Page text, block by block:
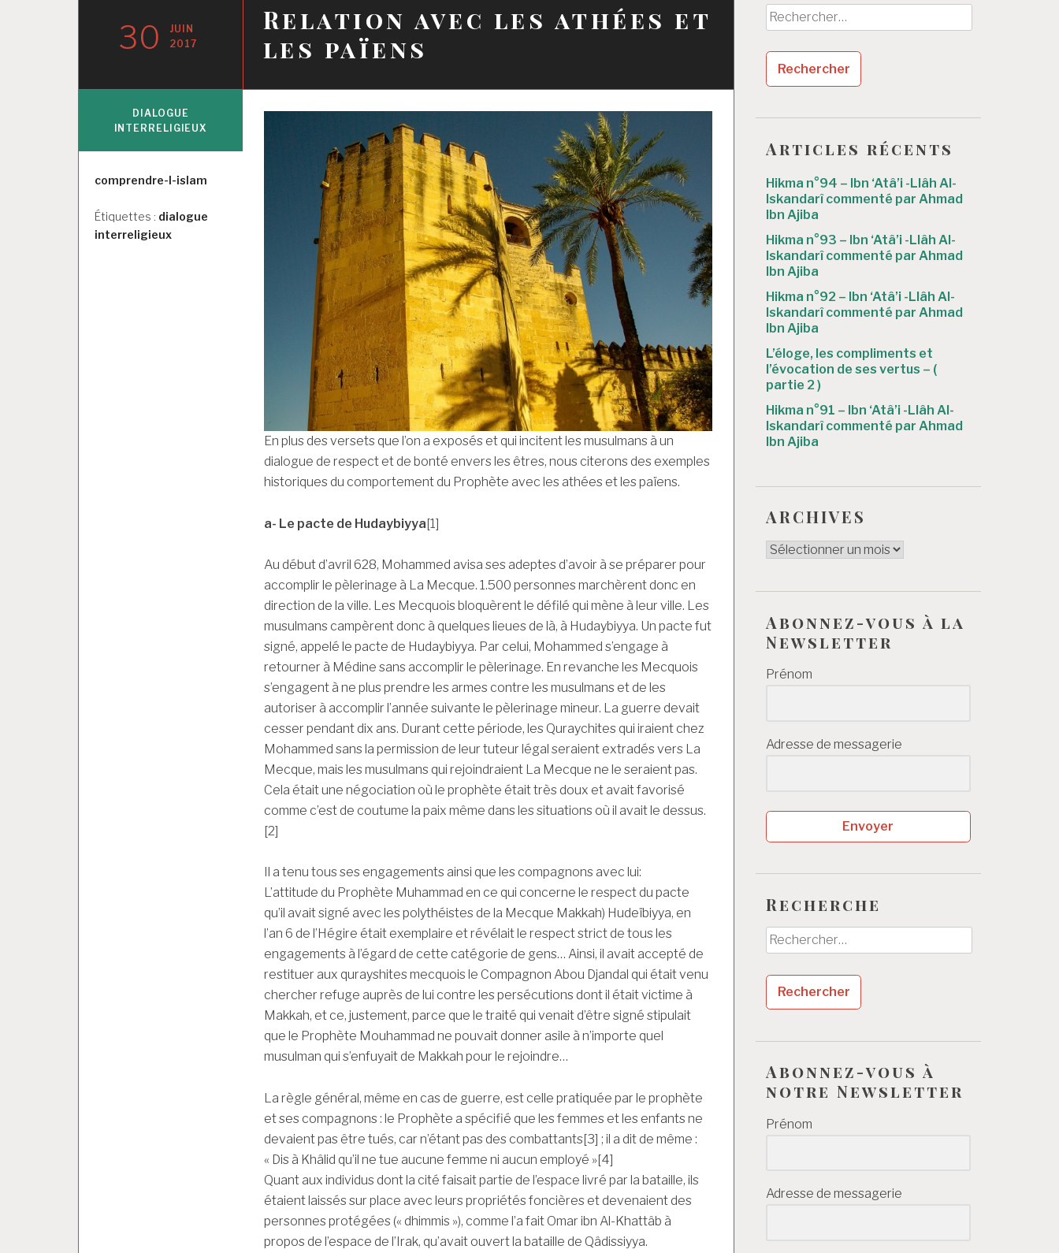
Relation avec les athées et
les païens
30
JUIN
2017
En plus des versets que l’on a exposés et qui incitent les musulmans à un
dialogue de respect et de bonté envers les êtres, nous citerons des exemples
historiques du comportement du Prophète avec les athées et les païens.
a- Le pacte de Hudaybiyya[1]
Au début d’avril 628, Mohammed avisa ses adeptes d’avoir à se préparer pour
accomplir le pèlerinage à La Mecque. 1.500 personnes marchèrent donc en
direction de la ville. Les Mecquois bloquèrent le défilé qui mène à leur ville. Les
musulmans campèrent donc à quelques lieues de là, à Hudaybiyya. Un pacte fut
signé, appelé le pacte de Hudaybiyya. Par celui, Mohammed s’engage à
retourner à Médine sans accomplir le pèlerinage. En revanche les Mecquois
s’engagent à ne plus prendre les armes contre les musulmans et de les
autoriser à accomplir l’année suivante le pèlerinage mineur. La guerre devait
cesser pendant dix ans. Durant cette période, les Quraychites qui iraient chez
Mohammed sans la permission de leur tuteur légal seraient extradés vers La
Mecque, mais les musulmans qui rejoindraient La Mecque ne le seraient pas.
Cela était une négociation où le prophète était très doux et avait favorisé
comme c’est de coutume la paix même dans les situations où il avait le dessus.
[2]
Il a tenu tous ses engagements ainsi que les compagnons avec lui:
L’attitude du Prophète Muhammad en ce qui concerne le respect du pacte
qu’il avait signé avec les polythéistes de la Mecque Makkah) Hudeïbiyya, en
l’an 6 de l’Hégire était exemplaire et révélait le respect strict de tous les
engagements à l’égard de cette catégorie de gens… Ainsi, il avait accepté de
restituer aux qurayshites mecquois le Compagnon Abou Djandal qui était venu
chercher refuge auprès de lui contre les persécutions dont il était victime à
Makkah, et ce, justement, parce que le traité qui venait d’être signé stipulait
que le Prophète Mouhammad ne pouvait donner asile à n’importe quel
musulman qui s’enfuyait de Makkah pour le rejoindre…
La règle général, même en cas de guerre, est celle pratiquée par le prophète
et ses compagnons : le Prophète a spécifié que les femmes et les enfants ne
devaient pas être tués, car n’étant pas des combattants[3] ; il a dit de même :
« Dis à Khâlid qu’il ne tue aucune femme ni aucun employé »[4]
Quant aux individus dont la cité faisait partie de l’espace livré par la bataille, ils
étaient laissés sur place avec leurs propriétés foncières et devenaient des
personnes protégées (« dhimmis »), comme l’a fait Omar ibn Al-Khattâb à
propos de l’espace de l’Irak, qu’avait ouvert la bataille de Qâdissiyya.
DIALOGUE
INTERRELIGIEUX
Auteur
comprendre-l-islam
Étiquettes : dialogue
interreligieux
Rechercher :
Articles récents
Hikma n°94 – Ibn ‘Atâ’i -Llâh Al-
Iskandarî commenté par Ahmad
Ibn Ajiba
Hikma n°93 – Ibn ‘Atâ’i -Llâh Al-
Iskandarî commenté par Ahmad
Ibn Ajiba
Hikma n°92 – Ibn ‘Atâ’i -Llâh Al-
Iskandarî commenté par Ahmad
Ibn Ajiba
L’éloge, les compliments et
l’évocation de ses vertus – (
partie 2 )
Hikma n°91 – Ibn ‘Atâ’i -Llâh Al-
Iskandarî commenté par Ahmad
Ibn Ajiba
ARCHIVES
ARCHIVES
Abonnez-vous à la
Newsletter
Prénom
Adresse de messagerie
Envoyer
Recherche
Rechercher :
Abonnez-vous à
notre Newsletter
Prénom
Adresse de messagerie